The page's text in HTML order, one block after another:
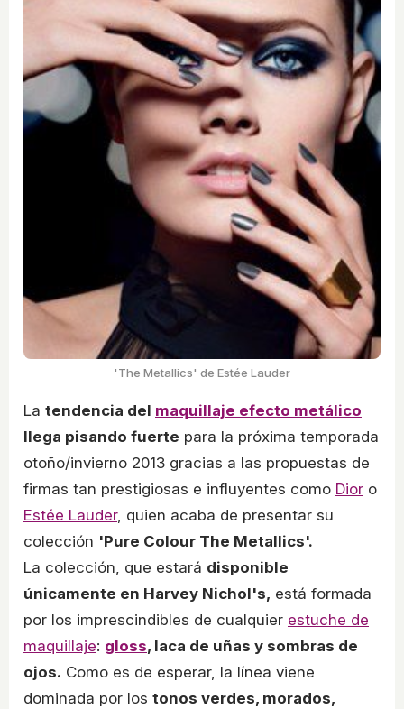
'The Metallics' de Estée Lauder
La tendencia del maquillaje efecto metálico
llega pisando fuerte para la próxima temporada
otoño/invierno 2013 gracias a las propuestas de
firmas tan prestigiosas e influyentes como Dior o
Estée Lauder, quien acaba de presentar su
colección 'Pure Colour The Metallics'.
La colección, que estará disponible
únicamente en Harvey Nichol's, está formada
por los imprescindibles de cualquier estuche de
maquillaje: gloss, laca de uñas y sombras de
ojos. Como es de esperar, la línea viene
dominada por los tonos verdes, morados,